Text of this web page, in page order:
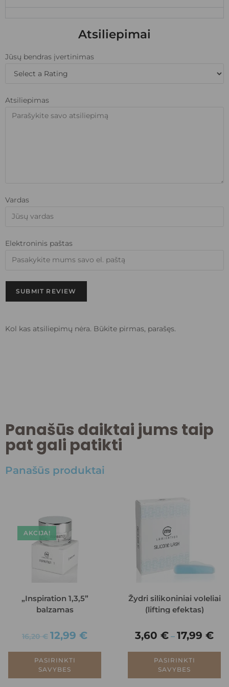
Atsiliepimai
Jūsų bendras įvertinimas
Atsiliepimas
Vardas
Elektroninis paštas
SUBMIT REVIEW
Kol kas atsiliepimų nėra. Būkite pirmas, parašęs.
Panašūs daiktai jums taip
pat gali patikti
Panašūs produktai
AKCIJA!
„Inspiration 1,3,5”
balzamas
16,20€ 12,99 €
PASIRINKTI
SAVYBES
Žydri silikoniniai voleliai
(lifting efektas)
3,60 € – 17,99 €
PASIRINKTI
SAVYBES